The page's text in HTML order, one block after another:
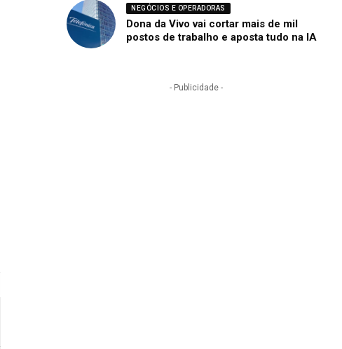
NEGÓCIOS E OPERADORAS
Dona da Vivo vai cortar mais de mil
postos de trabalho e aposta tudo na IA
- Publicidade -